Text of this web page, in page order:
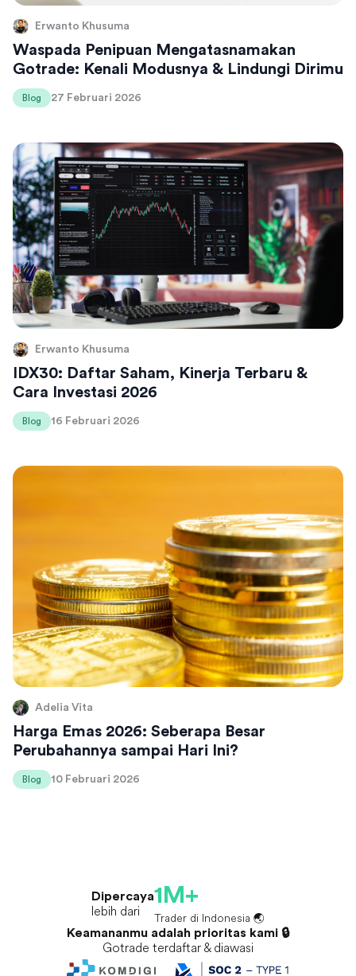
Erwanto Khusuma
Waspada Penipuan Mengatasnamakan
Gotrade: Kenali Modusnya & Lindungi Dirimu
Blog 27 Februari 2026
Erwanto Khusuma
IDX30: Daftar Saham, Kinerja Terbaru &
Cara Investasi 2026
Blog 16 Februari 2026
Adelia Vita
Harga Emas 2026: Seberapa Besar
Perubahannya sampai Hari Ini?
Blog 10 Februari 2026
Dipercaya
lebih dari
1M+
Trader di Indonesia 🌏
Keamananmu adalah prioritas kami 🔒
Gotrade terdaftar & diawasi